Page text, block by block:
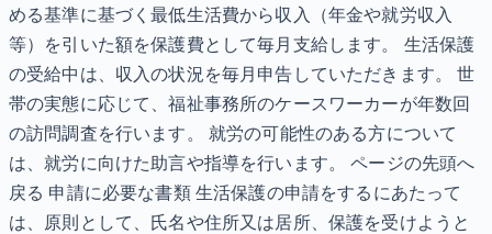
める基準に基づく最低生活費から収入（年金や就労収入
等）を引いた額を保護費として毎月支給します。 生活保護
の受給中は、収入の状況を毎月申告していただきます。 世
帯の実態に応じて、福祉事務所のケースワーカーが年数回
の訪問調査を行います。 就労の可能性のある方について
は、就労に向けた助言や指導を行います。 ページの先頭へ
戻る 申請に必要な書類 生活保護の申請をするにあたって
は、原則として、氏名や住所又は居所、保護を受けようと